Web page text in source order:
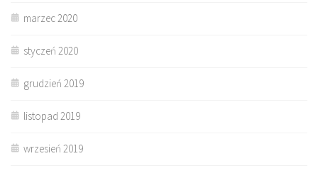
marzec 2020
styczeń 2020
grudzień 2019
listopad 2019
wrzesień 2019